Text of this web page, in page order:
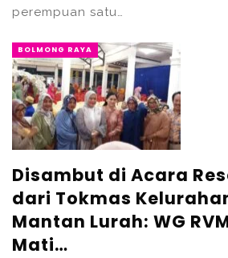
perempuan satu…
BOLMONG RAYA
Disambut di Acara
dari Tokmas
Mantan Lurah: WG
Mati…